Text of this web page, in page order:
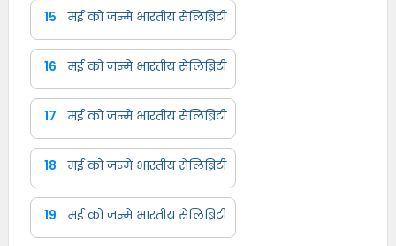
15 मई को जन्मे भारतीय सेलिब्रिटी
16 मई को जन्मे भारतीय सेलिब्रिटी
17 मई को जन्मे भारतीय सेलिब्रिटी
18 मई को जन्मे भारतीय सेलिब्रिटी
19 मई को जन्मे भारतीय सेलिब्रिटी